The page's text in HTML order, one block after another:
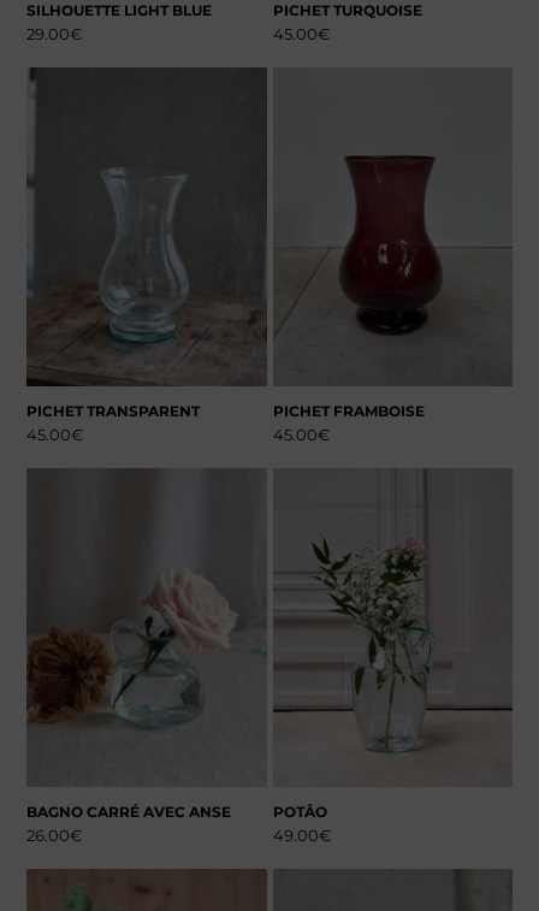
SILHOUETTE LIGHT BLUE
29.00€
PICHET TURQUOISE
45.00€
PICHET TRANSPARENT
45.00€
PICHET FRAMBOISE
45.00€
BAGNO CARRÉ AVEC ANSE
26.00€
POTÂO
49.00€